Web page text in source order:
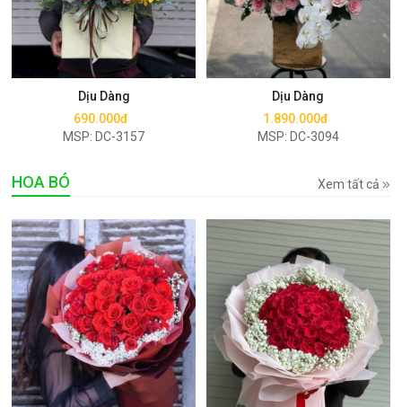
Dịu Dàng
690.000đ
MSP: DC-3157
Mua ngay
Dịu Dàng
1.890.000đ
MSP: DC-3094
Mua ngay
HOA BÓ Xem tất cả